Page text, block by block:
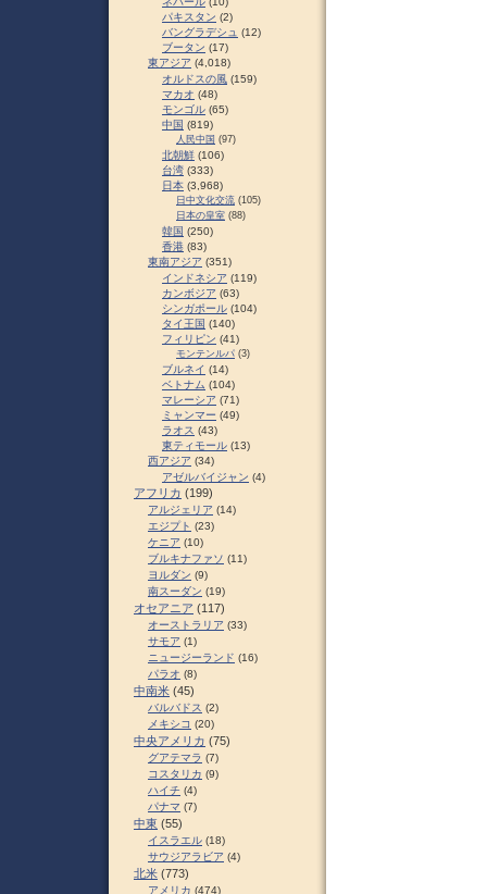
パキスタン (2)
バングラデシュ (12)
ブータン (17)
東アジア (4,018)
オルドスの風 (159)
マカオ (48)
モンゴル (65)
中国 (819)
人民中国 (97)
北朝鮮 (106)
台湾 (333)
日本 (3,968)
日中文化交流 (105)
日本の皇室 (88)
韓国 (250)
香港 (83)
東南アジア (351)
インドネシア (119)
カンボジア (63)
シンガポール (104)
タイ王国 (140)
フィリピン (41)
モンテンルパ (3)
ブルネイ (14)
ベトナム (104)
マレーシア (71)
ミャンマー (49)
ラオス (43)
東ティモール (13)
西アジア (34)
アゼルバイジャン (4)
アフリカ (199)
アルジェリア (14)
エジプト (23)
ケニア (10)
ブルキナファソ (11)
ヨルダン (9)
南スーダン (19)
オセアニア (117)
オーストラリア (33)
サモア (1)
ニュージーランド (16)
パラオ (8)
中南米 (45)
バルバドス (2)
メキシコ (20)
中央アメリカ (75)
グアテマラ (7)
コスタリカ (9)
ハイチ (4)
パナマ (7)
中東 (55)
イスラエル (18)
サウジアラビア (4)
北米 (773)
アメリカ (474)